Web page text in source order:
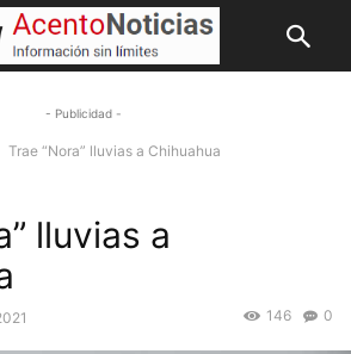
- Publicidad -
Trae “Nora” lluvias a Chihuahua
lluvias a
0
146